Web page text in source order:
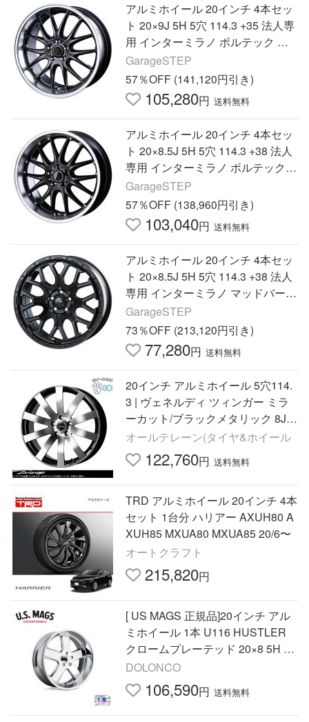
アルミホイール 20インチ 4本セッ
ト 20×9J 5H 5穴 114.3 +35 法人専
用 インターミラノ ボルテック ハ
イパー MS-RE ガンメタリムポリ
ッシュ
GarageSTEP
57％OFF (141,120円引き)
105,280円 送料無料
アルミホイール 20インチ 4本セッ
ト 20×8.5J 5H 5穴 114.3 +38 法人
専用 インターミラノ ボルテック
ハイパー MS-RE ブラックリムポ
リッシュ
GarageSTEP
57％OFF (138,960円引き)
103,040円 送料無料
アルミホイール 20インチ 4本セッ
ト 20×8.5J 5H 5穴 114.3 +38 法人
専用 インターミラノ マッドバーン
XR-800M マットブラック
GarageSTEP
73％OFF (213,120円引き)
77,280円 送料無料
20インチ アルミホイール 5穴114.
3 | ヴェネルディ ツィンガー ミラ
ーカット/ブラックメタリック 8J 4
本セット 正規品
オールテレーン(タイヤ&ホイール
122,760円 送料無料
TRD アルミホイール 20インチ 4本
セット 1台分 ハリアー AXUH80 A
XUH85 MXUA80 MXUA85 20/6〜
オートクラフト
215,820円
[ US MAGS 正規品]20インチ アル
ミホイール 1本 U116 HUSTLER
クロームプレーテッド 20×8 5H 12
7 +1 CB78.1/U11620807345
DOLONCO
106,590円 送料無料